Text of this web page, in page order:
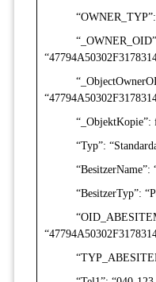
“OWNER_TYP”:
“_ObjektKopie”:
“Typ”:
“BesitzerName”:
“BesitzerTyp”: